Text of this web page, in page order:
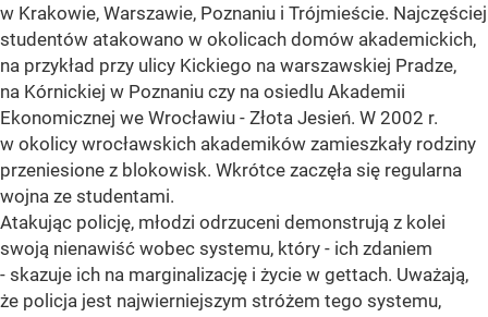
w Krakowie, Warszawie, Poznaniu i Trójmieście. Najczęściej
studentów atakowano w okolicach domów akademickich,
na przykład przy ulicy Kickiego na warszawskiej Pradze,
na Kórnickiej w Poznaniu czy na osiedlu Akademii
Ekonomicznej we Wrocławiu - Złota Jesień. W 2002 r.
w okolicy wrocławskich akademików zamieszkały rodziny
przeniesione z blokowisk. Wkrótce zaczęła się regularna
wojna ze studentami.
Atakując policję, młodzi odrzuceni demonstrują z kolei
swoją nienawiść wobec systemu, który - ich zdaniem
- skazuje ich na marginalizację i życie w gettach. Uważają,
że policja jest najwierniejszym stróżem tego systemu,